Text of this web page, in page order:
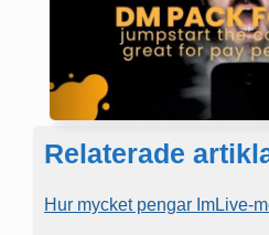
Relaterade
Hur mycket pengar ImLive-